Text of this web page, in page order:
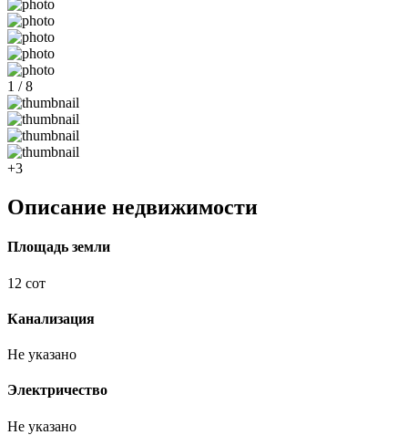
1 / 8
+3
Описание недвижимости
Площадь земли
12 сот
Канализация
Не указано
Электричество
Не указано